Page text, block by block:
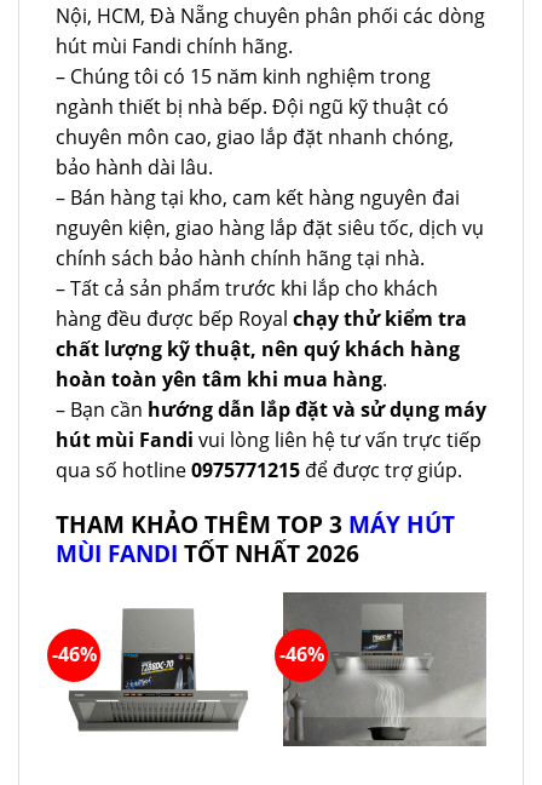
Nội, HCM, Đà Nẵng chuyên phân phối các dòng
hút mùi Fandi chính hãng.
– Chúng tôi có 15 năm kinh nghiệm trong
ngành thiết bị nhà bếp. Đội ngũ kỹ thuật có
chuyên môn cao, giao lắp đặt nhanh chóng,
bảo hành dài lâu.
– Bán hàng tại kho, cam kết hàng nguyên đai
nguyên kiện, giao hàng lắp đặt siêu tốc, dịch vụ
chính sách bảo hành chính hãng tại nhà.
– Tất cả sản phẩm trước khi lắp cho khách
hàng đều được bếp Royal chạy thử kiểm tra
chất lượng kỹ thuật, nên quý khách hàng
hoàn toàn yên tâm khi mua hàng.
– Bạn cần hướng dẫn lắp đặt và sử dụng máy
hút mùi Fandi vui lòng liên hệ tư vấn trực tiếp
qua số hotline0975771215 để được trợ giúp.
THAM KHẢO THÊM TOP 3 MÁY HÚT
MÙI FANDI TỐT NHẤT 2026
-46% -46%